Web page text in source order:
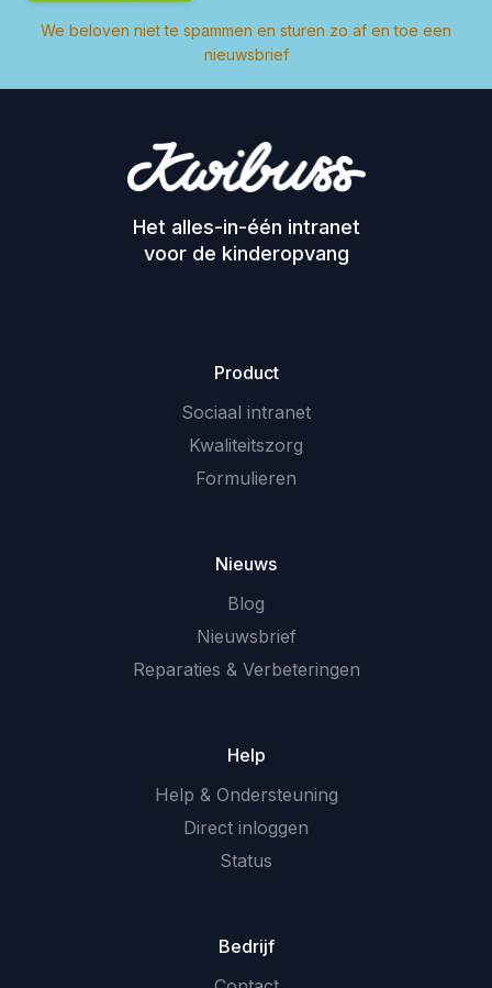
We beloven niet te spammen en sturen zo af en toe een
nieuwsbrief
Het alles-in-één intranet
voor de kinderopvang
Product
Sociaal intranet
Kwaliteitszorg
Formulieren
Nieuws
Blog
Nieuwsbrief
Reparaties & Verbeteringen
Help
Help & Ondersteuning
Direct inloggen
Status
Bedrijf